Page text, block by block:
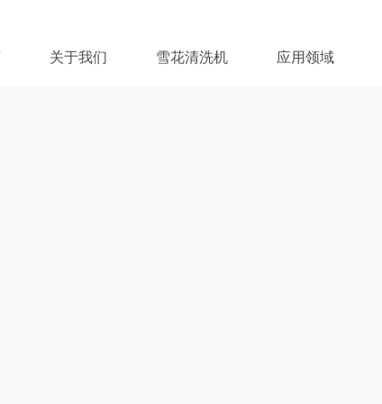
关于我们 雪花清洗机 应用领域